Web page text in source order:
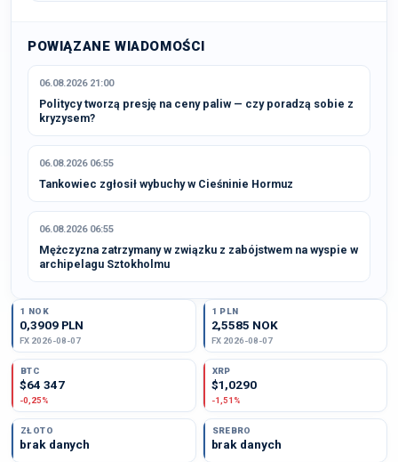
POWIĄZANE WIADOMOŚCI
06.08.2026 21:00
Politycy tworzą presję na ceny paliw — czy poradzą sobie z
kryzysem?
06.08.2026 06:55
Tankowiec zgłosił wybuchy w Cieśninie Hormuz
06.08.2026 06:55
Mężczyzna zatrzymany w związku z zabójstwem na wyspie w
archipelagu Sztokholmu
1 NOK
0,3909 PLN
FX 2026-08-07
1 PLN
2,5585 NOK
FX 2026-08-07
BTC
$64 347
-0,25%
XRP
$1,0290
-1,51%
ZŁOTO
brak danych
SREBRO
brak danych